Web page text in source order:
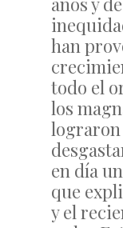
han
todo el
los
lograron
en día
que
y el